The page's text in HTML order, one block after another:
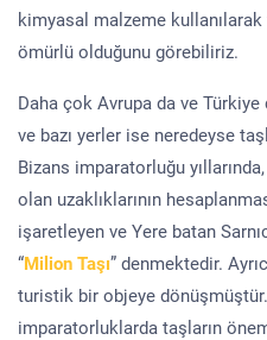
kimyasal malzeme kullanılarak
ömürlü olduğunu görebiliriz.
Daha çok Avrupa da ve
ve bazı yerler ise neredeyse
Bizans imparatorluğu
olan uzaklıklarının
işaretleyen ve Yere batan
“Milion Taşı” denmektedir.
turistik bir objeye
imparatorluklarda taşların